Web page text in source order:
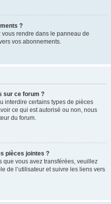
?
rendre dans le panneau de
vos abonnements.
sur ce forum ?
interdire certains types de pièces
ce qui est autorisé ou non, nous
du forum.
pièces jointes ?
que vous avez transférées, veuillez
de l’utilisateur et suivre les liens vers